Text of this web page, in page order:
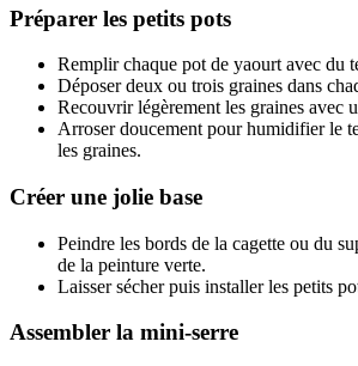
Préparer les petits pots
Remplir chaque pot de yaourt avec du
Déposer deux ou trois graines dans
Recouvrir légèrement les graines avec
Arroser doucement pour humidifier le
les graines.
Créer une jolie base
Peindre les bords de la cagette ou du
de la peinture verte.
Laisser sécher puis installer les petits
Assembler la mini-serre